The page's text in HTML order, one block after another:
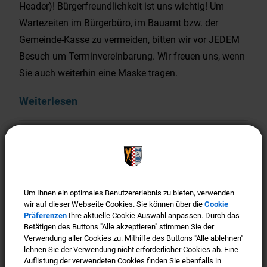
Header)! Bürgerfreundlichkeit ist uns wichtig! Um
Wartezeiten im Bürgerbüro, im Bauamt bzw. der
Gemeinde-Kasse zu vermeiden, bitten wir vor JEDEM
Besuch um Terminvereinbarung. Wir freuen uns, wenn
Sie auch weiterhin eine Maske tragen.
Weiterlesen
Gemeinde Türkenfeld
Um Ihnen ein optimales Benutzererlebnis zu bieten, verwenden
wir auf dieser Webseite Cookies. Sie können über die Cookie
Präferenzen Ihre aktuelle Cookie Auswahl anpassen. Durch das
Betätigen des Buttons "Alle akzeptieren" stimmen Sie der
Verwendung aller Cookies zu. Mithilfe des Buttons "Alle ablehnen"
lehnen Sie der Verwendung nicht erforderlicher Cookies ab. Eine
Auflistung der verwendeten Cookies finden Sie ebenfalls in
Um Ihnen ein optimales Benutzererlebnis zu bieten, verwenden
wir auf dieser Webseite Cookies. Sie können über die Cookie
Präferenzen Ihre aktuelle Cookie Auswahl anpassen. Durch das
Betätigen des Buttons "Alle akzeptieren" stimmen Sie der
Verwendung aller Cookies zu. Mithilfe des Buttons "Alle ablehnen"
lehnen Sie der Verwendung nicht erforderlicher Cookies ab. Eine
Auflistung der verwendeten Cookies finden Sie ebenfalls in